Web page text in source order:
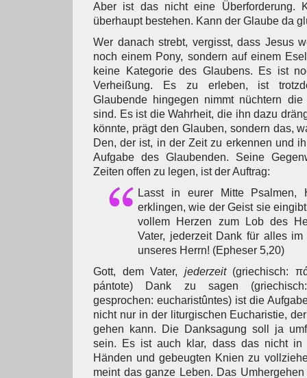
Aber ist das nicht eine Überforderung.
überhaupt bestehen. Kann der Glaube da
Wer danach strebt, vergisst, dass Jesus
noch einem Pony, sondern auf einem
keine Kategorie des Glaubens. Es ist
Verheißung. Es zu erleben, ist
Glaubende hingegen nimmt nüchtern
sind. Es ist die Wahrheit, die ihn dazu
könnte, prägt den Glauben, sondern das,
Den, der ist, in der Zeit zu erkennen und
Aufgabe des Glaubenden. Seine
Zeiten offen zu legen, ist der Auftrag:
Lasst in eurer Mitte Psalmen,
erklingen, wie der Geist sie
vollem Herzen zum Lob des
Vater, jederzeit Dank für alles
unseres Herrn! (Epheser 5,20)
Gott, dem Vater, jederzeit (griechisch:
pántote) Dank zu sagen (griechisch:
gesprochen: eucharistûntes) ist die
nicht nur in der liturgischen Eucharistie,
gehen kann. Die Danksagung soll ja
sein. Es ist auch klar, dass das nicht in
Händen und gebeugten Knien zu
meint das ganze Leben. Das